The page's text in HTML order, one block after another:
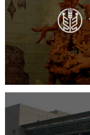
文化艺术 展
数字博物馆建设
公司展厅设计
中国科